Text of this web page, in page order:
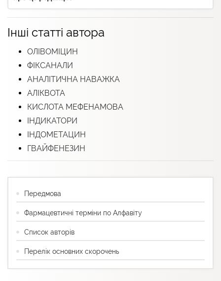
Інші статті автора
ОЛІВОМІЦИН
ФІКСАНАЛИ
АНАЛІТИЧНА НАВАЖКА
АЛІКВОТА
КИСЛОТА МЕФЕНАМОВА
ІНДИКАТОРИ
ІНДОМЕТАЦИН
ГВАЙФЕНЕЗИН
Передмова
Фармацевтичні терміни по Алфавіту
Список авторів
Перелік основних скорочень